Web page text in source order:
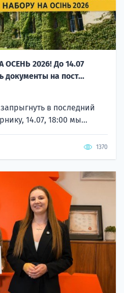
2026! До 14.07
документы на пост...
в последний
14.07, 18:00 мы...
1370